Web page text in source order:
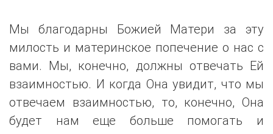
Мы благодарны Божией Матери за эту
милость и материнское попечение о нас с
вами. Мы, конечно, должны отвечать Ей
взаимностью. И когда Она увидит, что мы
отвечаем взаимностью, то, конечно, Она
будет нам еще больше помогать и